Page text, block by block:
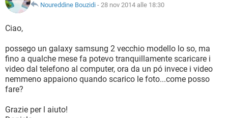
TIKTOK FACEBOOK
INSTAGRAM
TIKTOK
HARDWARE
INTRATTENIMENTO ANDROID
TIKTOK FACEBOOK
HARDWARE
COVID-19
INTRATTENIMENTO
iOS WINDOWS 10
INSTAGRAM WHATSAPP
TIKTOK FACEBOOK
Noureddine Bouzidi - 28 nov 2014 alle 18:30
Ciao,
possego un galaxy samsung 2 vecchio modello lo so, ma
fino a qualche mese fa potevo tranquillamente scaricare i
video dal telefono al computer, ora da un pó invece i video
nemmeno appaiono quando scarico le foto...come posso
fare?
Grazie per l aiuto!